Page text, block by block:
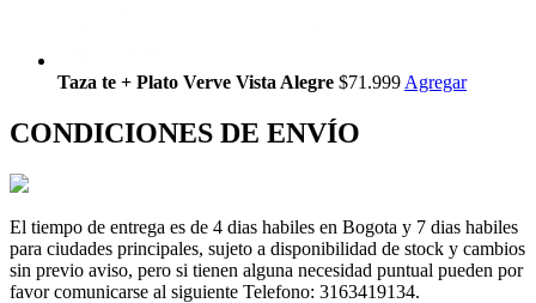
Taza te + Plato Verve Vista Alegre $71.999 Agregar
CONDICIONES DE ENVÍO
El tiempo de entrega es de 4 dias habiles en Bogota y 7 dias habiles
para ciudades principales, sujeto a disponibilidad de stock y cambios
sin previo aviso, pero si tienen alguna necesidad puntual pueden por
favor comunicarse al siguiente Telefono: 3163419134.